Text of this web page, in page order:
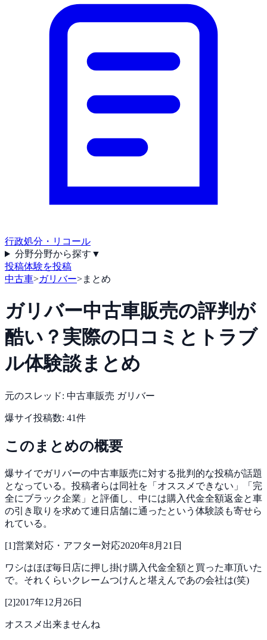
行政処分・リコール
分野分野から探す ▼
投稿体験を投稿
中古車>ガリバー>まとめ
ガリバー中古車販売の評判が
酷い？実際の口コミとトラブ
ル体験談まとめ
元のスレッド: 中古車販売 ガリバー
爆サイ投稿数: 41件
このまとめの概要
爆サイでガリバーの中古車販売に対する批判的な投稿が話題
となっている。投稿者らは同社を「オススメできない」「完
全にブラック企業」と評価し、中には購入代金全額返金と車
の引き取りを求めて連日店舗に通ったという体験談も寄せら
れている。
[1]営業対応・アフター対応2020年8月21日
ワシはほぼ毎日店に押し掛け購入代金全額と買った車頂いた
で。それくらいクレームつけんと堪えんであの会社は(笑)
[2]2017年12月26日
オススメ出来ませんね